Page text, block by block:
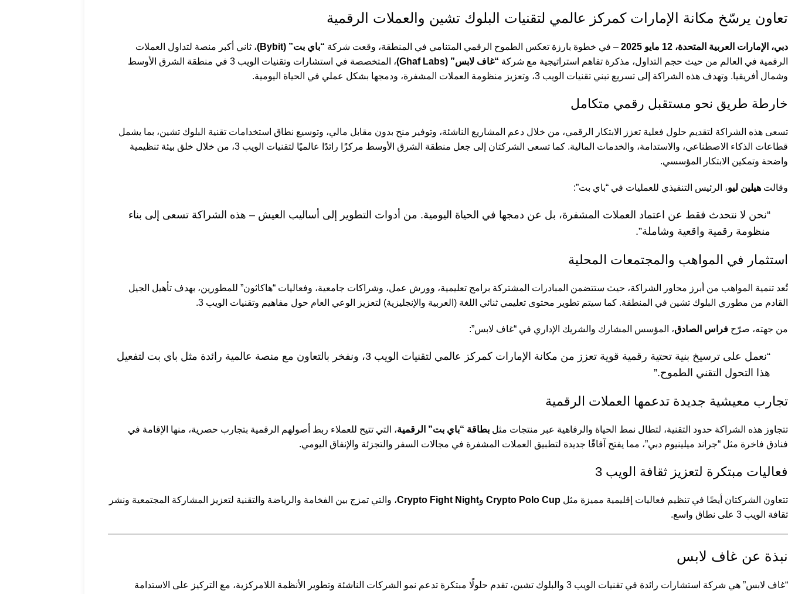
تعاون يرسّخ مكانة الإمارات كمركز عالمي لتقنيات البلوك تشين والعملات الرقمية
دبي، الإمارات العربية المتحدة، 12 مايو 2025 – في خطوة بارزة تعكس الطموح الرقمي المتنامي في المنطقة، وقعت شركة “باي بت” (Bybit)
، ثاني أكبر منصة لتداول العملات
الرقمية في العالم من حيث حجم التداول، مذكرة تفاهم استراتيجية مع شركة “غاف لابس” (Ghaf Labs)
، المتخصصة في استشارات وتقنيات الويب 3 في منطقة الشرق الأوسط
وشمال أفريقيا. وتهدف هذه الشراكة إلى تسريع تبني تقنيات الويب 3، وتعزيز منظومة العملات المشفرة، ودمجها بشكل عملي في الحياة اليومية.
خارطة طريق نحو مستقبل رقمي متكامل
تسعى هذه الشراكة لتقديم حلول فعلية تعزز الابتكار الرقمي، من خلال دعم المشاريع الناشئة، وتوفير منح بدون مقابل مالي، وتوسيع نطاق استخدامات تقنية البلوك تشين، بما يشمل
قطاعات الذكاء الاصطناعي، والاستدامة، والخدمات المالية. كما تسعى الشركتان إلى جعل منطقة الشرق الأوسط مركزًا رائدًا عالميًا لتقنيات الويب 3، من خلال خلق بيئة تنظيمية
واضحة وتمكين الابتكار المؤسسي.
وقالت هيلين ليو، الرئيس التنفيذي للعمليات في “باي بت”:
“نحن لا نتحدث فقط عن اعتماد العملات المشفرة، بل عن دمجها في الحياة اليومية. من أدوات التطوير إلى أساليب العيش – هذه الشراكة تسعى إلى بناء
منظومة رقمية واقعية وشاملة”.
استثمار في المواهب والمجتمعات المحلية
تُعد تنمية المواهب من أبرز محاور الشراكة، حيث ستتضمن المبادرات المشتركة برامج تعليمية، وورش عمل، وشراكات جامعية، وفعاليات “هاكاثون” للمطورين، بهدف تأهيل الجيل
القادم من مطوري البلوك تشين في المنطقة. كما سيتم تطوير محتوى تعليمي ثنائي اللغة (العربية والإنجليزية) لتعزيز الوعي العام حول مفاهيم وتقنيات الويب 3.
من جهته، صرّح فراس الصادق، المؤسس المشارك والشريك الإداري في “غاف لابس”:
“نعمل على ترسيخ بنية تحتية رقمية قوية تعزز من مكانة الإمارات كمركز عالمي لتقنيات الويب 3، ونفخر بالتعاون مع منصة عالمية رائدة مثل باي بت لتفعيل
هذا التحول التقني الطموح.”
تجارب معيشية جديدة تدعمها العملات الرقمية
تتجاوز هذه الشراكة حدود التقنية، لتطال نمط الحياة والرفاهية عبر منتجات مثل بطاقة “باي بت” الرقمية، التي تتيح للعملاء ربط أصولهم الرقمية بتجارب حصرية، منها الإقامة في
فنادق فاخرة مثل “جراند ميلينيوم دبي”، مما يفتح آفاقًا جديدة لتطبيق العملات المشفرة في مجالات السفر والتجزئة والإنفاق اليومي.
فعاليات مبتكرة لتعزيز ثقافة الويب 3
تتعاون الشركتان أيضًا في تنظيم فعاليات إقليمية مميزة مثل Crypto Polo Cup وCrypto Fight Night، والتي تمزج بين الفخامة والرياضة والتقنية لتعزيز المشاركة المجتمعية ونشر
ثقافة الويب 3 على نطاق واسع.
نبذة عن غاف لابس
“غاف لابس” هي شركة استشارات رائدة في تقنيات الويب 3 والبلوك تشين، تقدم حلولًا مبتكرة تدعم نمو الشركات الناشئة وتطوير الأنظمة اللامركزية، مع التركيز على الاستدامة